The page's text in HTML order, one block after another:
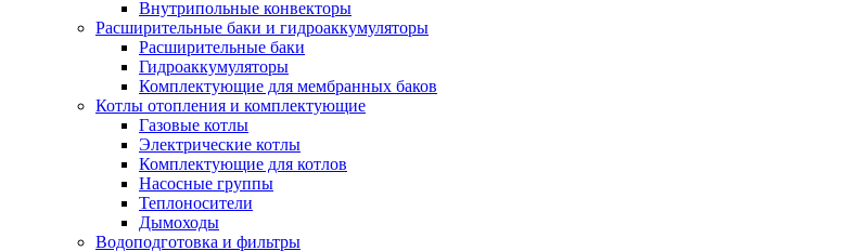
Внутрипольные конвекторы
Расширительные баки и гидроаккумуляторы
Расширительные баки
Гидроаккумуляторы
Комплектующие для мембранных баков
Котлы отопления и комплектующие
Газовые котлы
Электрические котлы
Комплектующие для котлов
Насосные группы
Теплоносители
Дымоходы
Водоподготовка и фильтры